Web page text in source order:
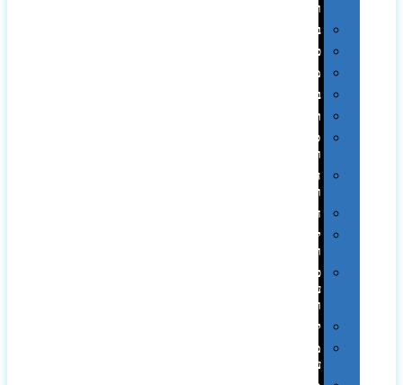
ומטענים
ביגוד
כובעים
מגבות
בקבוקים
תרמי
ספלים
וכוסות
הוקרה
ואומנות
חגים
יין
ומארזים
כלי
עבודה
ופנסים
למטבח
מוצרי
עור